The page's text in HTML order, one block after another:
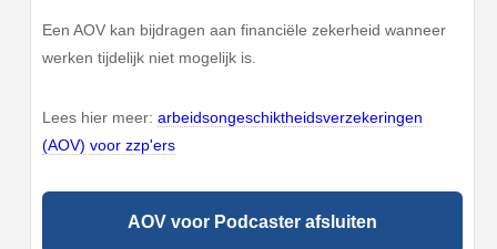
Een AOV kan bijdragen aan financiële zekerheid wanneer
werken tijdelijk niet mogelijk is.
Lees hier meer:arbeidsongeschiktheidsverzekeringen
(AOV) voor zzp'ers
AOV voor Podcaster afsluiten